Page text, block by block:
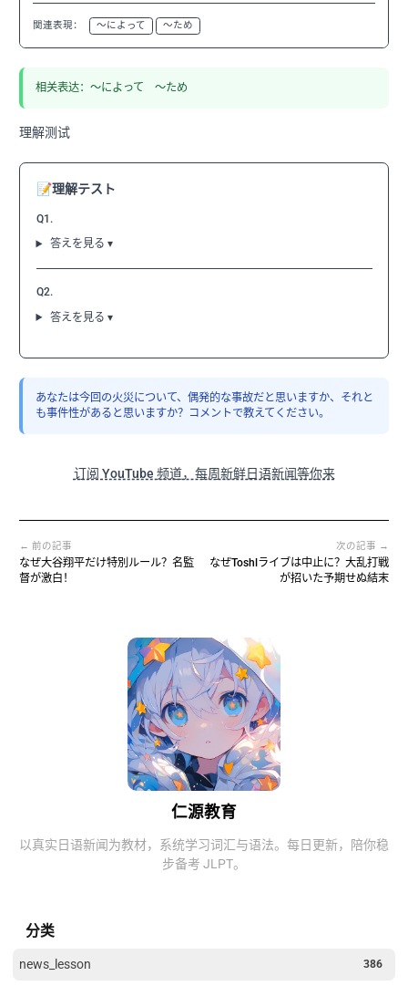
仁源教育
以真实日语新闻为教材，系统学习词汇与语法。每日更新，陪你稳
步备考 JLPT。
分类
news_lesson 386
関連表現： 〜によって 〜ため
相关表达：〜によって 〜ため
理解测试
📝理解テスト
Q1.
答えを見る ▾
Q2.
答えを見る ▾
あなたは今回の火災について、偶発的な事故だと思いますか、それと
も事件性があると思いますか？コメントで教えてください。
订阅 YouTube 频道，每周新鲜日语新闻等你来
← 前の記事
なぜ大谷翔平だけ特別ルール？名監
督が激白！
次の記事 →
なぜToshlライブは中止に？大乱打戦
が招いた予期せぬ結末